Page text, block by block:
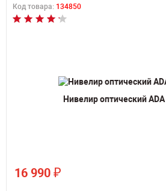
Код товара: 134850
Нивелир оптический
16 990 ₽